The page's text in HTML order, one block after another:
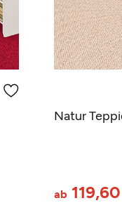
Natur
ab